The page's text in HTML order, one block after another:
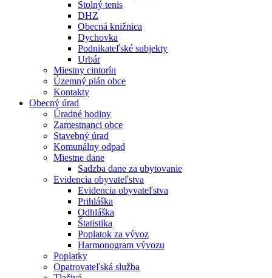
Stolný tenis
DHZ
Obecná knižnica
Dychovka
Podnikateľské subjekty
Urbár
Miestny cintorín
Územný plán obce
Kontakty
Obecný úrad
Úradné hodiny
Zamestnanci obce
Stavebný úrad
Komunálny odpad
Miestne dane
Sadzba dane za ubytovanie
Evidencia obyvateľstva
Evidencia obyvateľstva
Prihláška
Odhláška
Štatistika
Poplatok za vývoz
Harmonogram vývozu
Poplatky
Opatrovateľská služba